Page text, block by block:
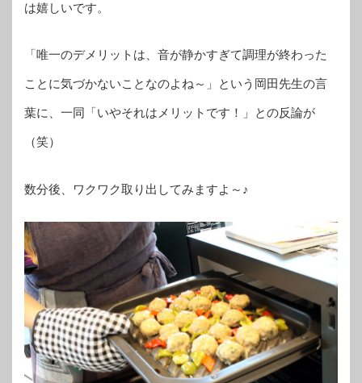
は嬉しいです。
「唯一のデメリットは、音が静かすぎて調理が終わった
ことに気づかないことなのよね～」という岡田先生の言
葉に、一同「いやそれはメリットです！」との反論が
（笑）
数分後、ワクワク取り出してみますよ～♪